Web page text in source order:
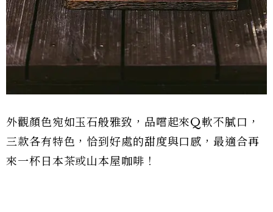
外觀顏色宛如玉石般雅致，品嚐起來Q軟不膩口，
三款各有特色，恰到好處的甜度與口感，最適合再
來一杯日本茶或山本屋咖啡！